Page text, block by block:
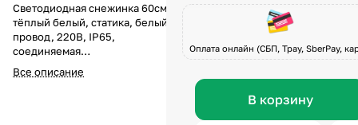
Светодиодная снежинка 60см
тёплый белый, статика, белый
провод, 220В, IP65,
соединяемая
Светодиодная снежинка 60 см
тёплого белого свечения — это
Все описание
Оплата онлайн (СБП, Tpay, SberPay,
В корзину